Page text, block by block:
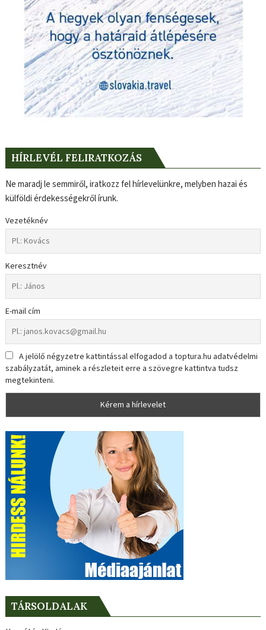
HÍRLEVÉL FELIRATKOZÁS
Ne maradj le semmiről, iratkozz fel hírlevelünkre, melyben hazai és
külföldi érdekességekről írunk.
Vezetéknév
Keresztnév
E-mail cím
A jelölő négyzetre kattintással elfogadod a toptura.hu adatvédelmi
szabályzatát, aminek a részleteit erre a szövegre kattintva tudsz
megtekinteni.
TÁRSOLDALAK